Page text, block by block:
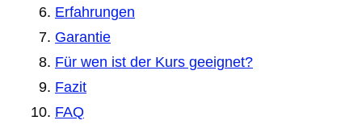
Erfahrungen
Garantie
Für wen ist der Kurs geeignet?
Fazit
FAQ